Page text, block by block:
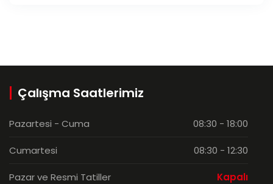
Çalışma Saatlerimiz
Pazartesi - Cuma 08:30 - 18:00
Cumartesi 08:30 - 12:30
Pazar ve Resmi Tatiller Kapalı